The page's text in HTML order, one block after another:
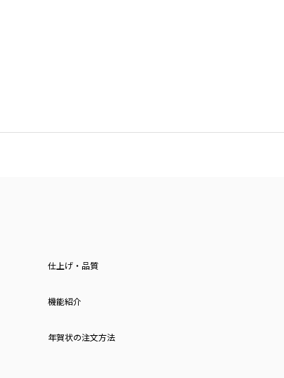
仕上げ・品質
機能紹介
年賀状の注文方法